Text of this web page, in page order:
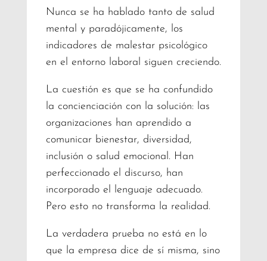
Nunca se ha hablado tanto de salud
mental y paradójicamente, los
indicadores de malestar psicológico
en el entorno laboral siguen creciendo.
La cuestión es que se ha confundido
la concienciación con la solución: las
organizaciones han aprendido a
comunicar bienestar, diversidad,
inclusión o salud emocional. Han
perfeccionado el discurso, han
incorporado el lenguaje adecuado.
Pero esto no transforma la realidad.
La verdadera prueba no está en lo
que la empresa dice de sí misma, sino